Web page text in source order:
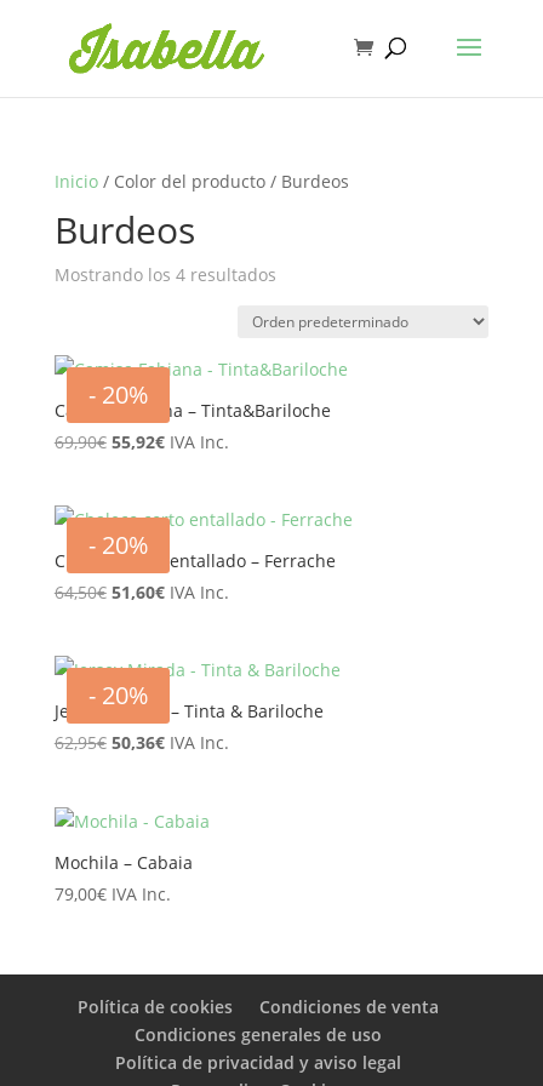
Inicio/ Color del producto / Burdeos
Burdeos
Mostrando los 4 resultados
- 20%
Camisa Fabiana – Tinta&Bariloche
69,90€ El
era:
69,90€.
55,92€El
es:
55,92€.
IVA Inc.
- 20%
Chaleco corto entallado – Ferrache
64,50€ El
era:
64,50€.
51,60€El
es:
51,60€.
IVA Inc.
- 20%
Jersey Mirada – Tinta & Bariloche
62,95€ El
era:
62,95€.
50,36€El
es:
50,36€.
IVA Inc.
Mochila – Cabaia
79,00€ IVA Inc.
Política de cookies
Condiciones de venta
Condiciones generales de uso
Política de privacidad y aviso legal